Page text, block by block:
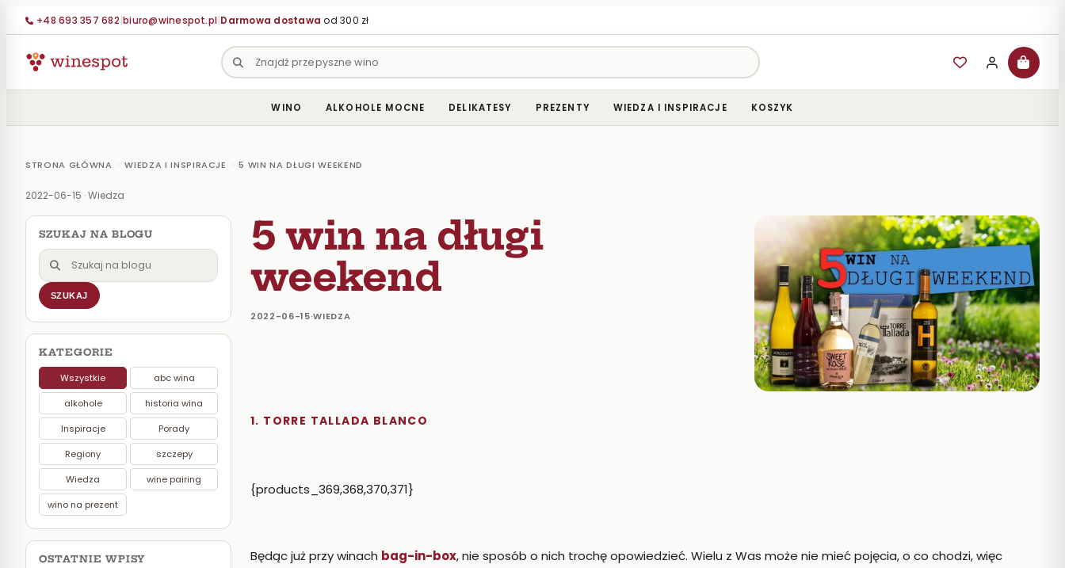
+48 693 357 682|biuro@winespot.pl|Darmowa dostawa od 300 zł
WINO ALKOHOLE MOCNE DELIKATESY PREZENTY WIEDZA I INSPIRACJE KOSZYK
STRONA GŁÓWNA › WIEDZA I INSPIRACJE › 5 WIN NA DŁUGI WEEKEND
2022-06-15 ·Wiedza
SZUKAJ NA BLOGU
Szukaj
na
blogu
SZUKAJ
KATEGORIE
Wszystkie
abc wina
alkohole
historia wina
Inspiracje
Porady
Regiony
szczepy
Wiedza
wine pairing
wino na prezent
OSTATNIE WPISY
5 win na długi
weekend
2022-06-15·WIEDZA
1. TORRE TALLADA BLANCO
{products_369,368,370,371}
Będąc już przy winach bag-in-box, nie sposób o nich trochę opowiedzieć. Wielu z Was może nie mieć pojęcia, o co chodzi, więc